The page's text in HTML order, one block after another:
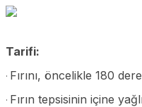
Tarifi:
· Fırını, öncelikle 180
· Fırın tepsisinin içine